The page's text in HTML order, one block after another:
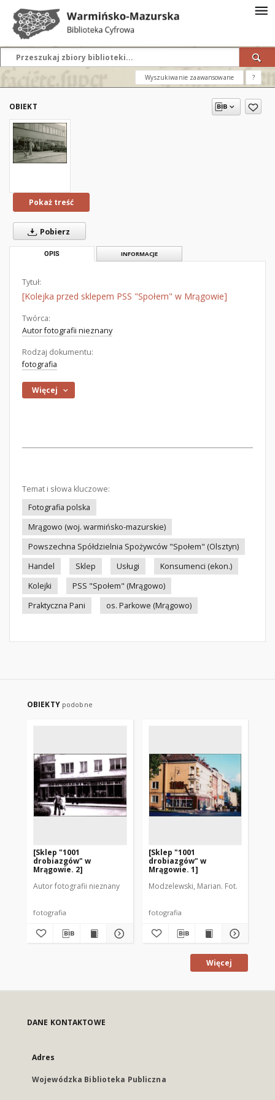
Wyszukiwanie zaawansowane ?
OBIEKT
Pokaż treść
Pobierz
OPIS INFORMACJE
Tytuł:
[Kolejka przed sklepem PSS "Społem" w Mrągowie]
Twórca:
Autor fotografii nieznany
Rodzaj dokumentu:
fotografia
Więcej
Temat i słowa kluczowe:
Fotografia polska
Mrągowo (woj. warmińsko-mazurskie)
Powszechna Spółdzielnia Spożywców "Społem" (Olsztyn)
Handel
Sklep Usługi
Konsumenci (ekon.)
Kolejki
PSS "Społem" (Mrągowo)
Praktyczna Pani
os. Parkowe (Mrągowo)
OBIEKTY podobne
[Sklep "1001
drobiazgów" w
Mrągowie. 2]
Autor fotografii nieznany
fotografia
[Sklep "1001
drobiazgów" w
Mrągowie. 1]
Modzelewski, Marian. Fot.
fotografia
Więcej
DANE KONTAKTOWE
Adres
Wojewódzka Biblioteka Publiczna